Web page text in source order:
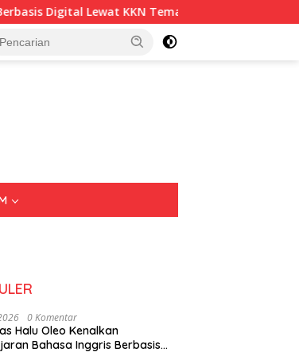
Lewat KKN Tematik di Desa Alebo
0 Komentar
Halu Oleo Kenalkan
Bahasa Inggris Berbasis